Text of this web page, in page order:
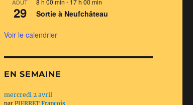
AOÛT
29
8 h 00 min - 17 h 00 min
Sortie à Neufchâteau
Voir le calendrier
EN SEMAINE
mercredi 2 avril
par PIERRET François